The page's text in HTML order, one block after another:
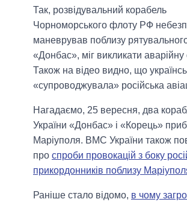
Так, розвідувальний корабель
Чорноморського флоту РФ
маневрував поблизу
«Донбаc», міг викликати аварійну
Також на відео видно, що
«супроводжувала» російська
Нагадаємо, 25 вересня, два
України «Донбас» і «Корець»
Маріуполя. ВМС України також
про спроби провокацій з боку
прикордонників поблизу
Раніше стало відомо, в чому